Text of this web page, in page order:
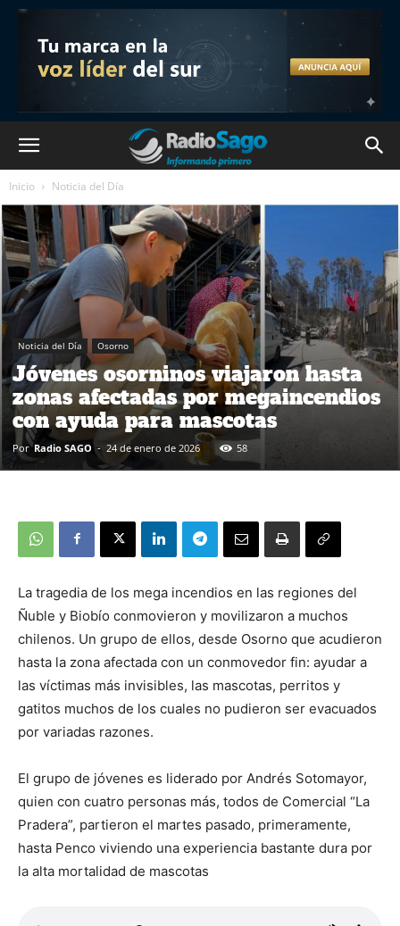
Inicio Noticia del Día
Noticia del Día Osorno
Jóvenes osorninos viajaron hasta
zonas afectadas por megaincendios
con ayuda para mascotas
Por Radio SAGO - 24 de enero de 2026 58
La tragedia de los mega incendios en las regiones del
Ñuble y Biobío conmovieron y movilizaron a muchos
chilenos. Un grupo de ellos, desde Osorno que acudieron
hasta la zona afectada con un conmovedor fin: ayudar a
las víctimas más invisibles, las mascotas, perritos y
gatitos muchos de los cuales no pudieron ser evacuados
por variadas razones.
El grupo de jóvenes es liderado por Andrés Sotomayor,
quien con cuatro personas más, todos de Comercial “La
Pradera”, partieron el martes pasado, primeramente,
hasta Penco viviendo una experiencia bastante dura por
la alta mortalidad de mascotas